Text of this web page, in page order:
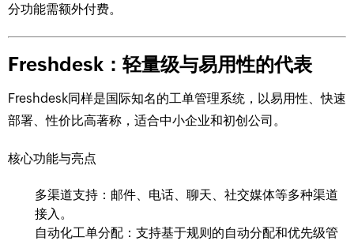
分功能需额外付费。
Freshdesk：轻量级与易用性的代表
Freshdesk同样是国际知名的工单管理系统，以易用性、快速
部署、性价比高著称，适合中小企业和初创公司。
核心功能与亮点
多渠道支持：邮件、电话、聊天、社交媒体等多种渠道
接入。
自动化工单分配：支持基于规则的自动分配和优先级管